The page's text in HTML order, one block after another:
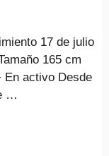
17 de julio
165 cm
En activo Desde
…